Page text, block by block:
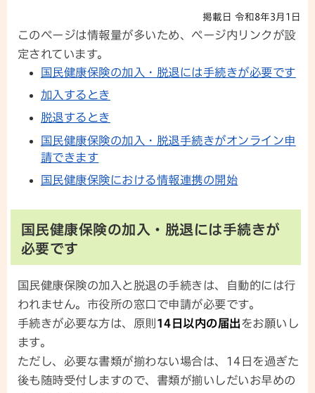
掲載日 令和8年3月1日
このページは情報量が多いため、ページ内リンクが設
定されています。
国民健康保険の加入・脱退には手続きが必要です
加入するとき
脱退するとき
国民健康保険の加入・脱退手続きがオンライン申
請できます
国民健康保険における情報連携の開始
国民健康保険の加入・脱退には手続きが
必要です
国民健康保険の加入と脱退の手続きは、自動的には行
われません。市役所の窓口で申請が必要です。
手続きが必要な方は、原則 14日以内の届出をお願いし
ます。
ただし、必要な書類が揃わない場合は、14日を過ぎた
後も随時受付しますので、書類が揃いしだいお早めの